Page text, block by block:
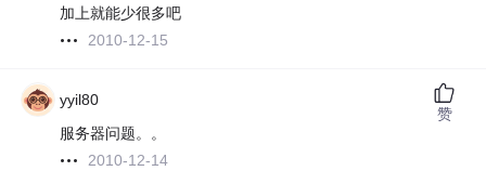
加上就能少很多吧
2010-12-15
yyil80
服务器问题。。
2010-12-14
赞